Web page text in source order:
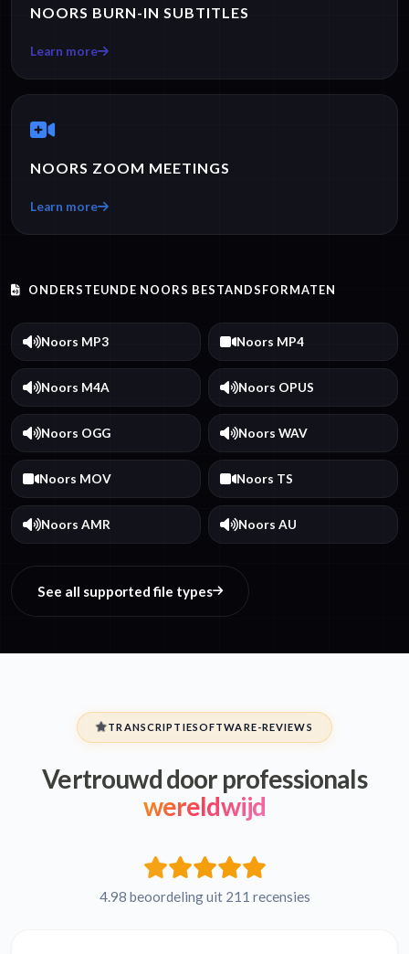
NOORS BURN-IN SUBTITLES
Learn more
NOORS ZOOM MEETINGS
Learn more
ONDERSTEUNDE NOORS BESTANDSFORMATEN
Noors MP3 Noors MP4
Noors M4A Noors OPUS
Noors OGG Noors WAV
Noors MOV Noors TS
Noors AMR Noors AU
See all supported file types
TRANSCRIPTIESOFTWARE-REVIEWS
Vertrouwd door professionals
wereldwijd
4.98 beoordeling uit 211 recensies